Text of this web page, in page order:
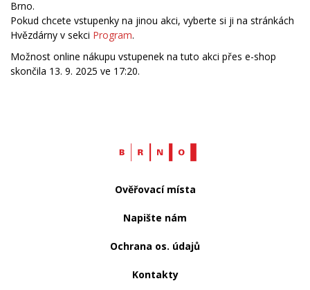
Brno.
Pokud chcete vstupenky na jinou akci, vyberte si ji na stránkách
Hvězdárny v sekci Program.
Možnost online nákupu vstupenek na tuto akci přes e-shop
skončila 13. 9. 2025 ve 17:20.
Web
Ověřovací místa
Napište nám
Ochrana os. údajů
Kontakty